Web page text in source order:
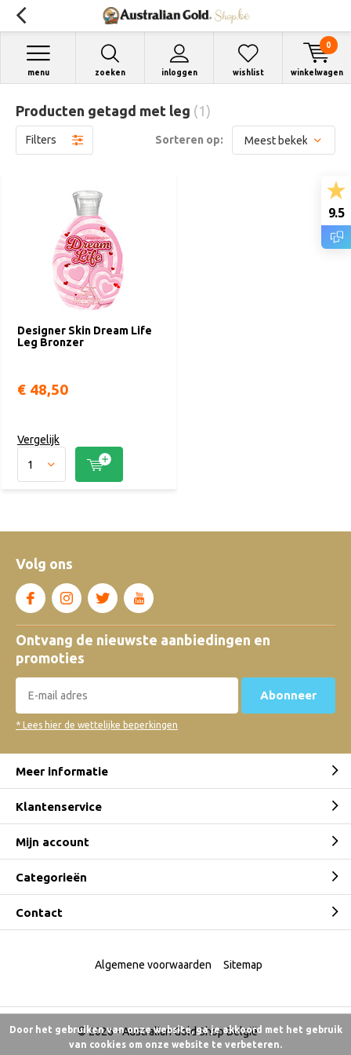
zoeken inloggen
menu wishlist winkelwagen
0
Producten getagd met leg (1)
Filters Sorteren op:
Designer Skin Dream Life
Leg Bronzer
€ 48,50
Vergelijk
Volg ons
Ontvang de nieuwste aanbiedingen en
promoties
Abonneer
* Lees hier de wettelijke beperkingen
Meer informatie
Klantenservice
Mijn account
Categorieën
Contact
© 2026 -Australian Gold Shop België
Algemene voorwaarden Sitemap
9.5
Door het gebruiken van onze website, ga je akkoord met het gebruik
van cookies om onze website te verbeteren.